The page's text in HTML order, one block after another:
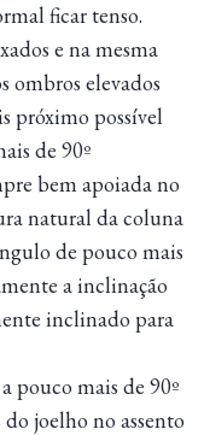
ficar tenso.
e na mesma
ombros elevados
próximo possível
de 90º
bem apoiada no
natural da coluna
de pouco mais
a inclinação
inclinado para
pouco mais de 90º
joelho no assento